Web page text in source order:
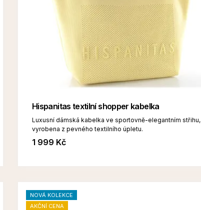
Hispanitas textilní shopper kabelka
Luxusní dámská kabelka ve sportovně-elegantním střihu,
vyrobena z pevného textilního úpletu.
1 999 Kč
NOVÁ KOLEKCE
AKČNÍ CENA